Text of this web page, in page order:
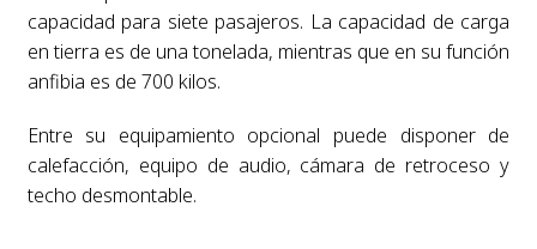
capacidad para siete pasajeros. La capacidad de carga
en tierra es de una tonelada, mientras que en su función
anfibia es de 700 kilos.
Entre su equipamiento opcional puede disponer de
calefacción, equipo de audio, cámara de retroceso y
techo desmontable.